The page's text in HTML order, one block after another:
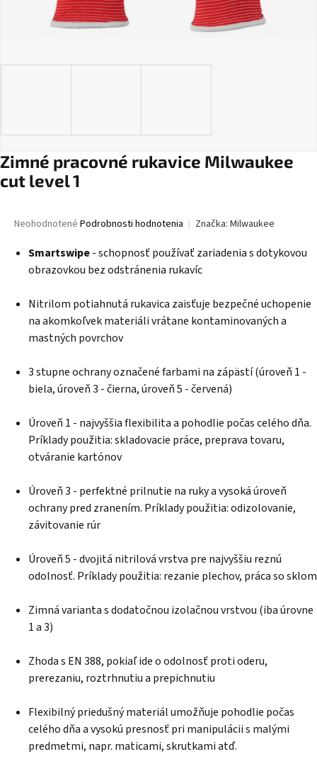
Zimné pracovné rukavice Milwaukee
cut level 1
Priemerné
produktu
5
hviezdičiek.
Neohodnotené Podrobnosti hodnotenia Značka: Milwaukee
Smartswipe- schopnosť používať zariadenia s dotykovou
obrazovkou bez odstránenia rukavíc
Nitrilom potiahnutá rukavica zaisťuje bezpečné uchopenie
na akomkoľvek materiáli vrátane kontaminovaných a
mastných povrchov
3 stupne ochrany označené farbami na zápästí (úroveň 1 -
biela, úroveň 3 - čierna, úroveň 5 - červená)
Úroveň 1 - najvyššia flexibilita a pohodlie počas celého dňa.
Príklady použitia: skladovacie práce, preprava tovaru,
otváranie kartónov
Úroveň 3 - perfektné prilnutie na ruky a vysoká úroveň
ochrany pred zranením. Príklady použitia: odizolovanie,
závitovanie rúr
Úroveň 5 - dvojitá nitrilová vrstva pre najvyššiu reznú
odolnosť. Príklady použitia: rezanie plechov, práca so sklom
Zimná varianta s dodatočnou izolačnou vrstvou (iba úrovne
1 a 3)
Zhoda s EN 388, pokiaľ ide o odolnosť proti oderu,
prerezaniu, roztrhnutiu a prepichnutiu
Flexibilný priedušný materiál umožňuje pohodlie počas
celého dňa a vysokú presnosť pri manipulácii s malými
predmetmi, napr. maticami, skrutkami atď.